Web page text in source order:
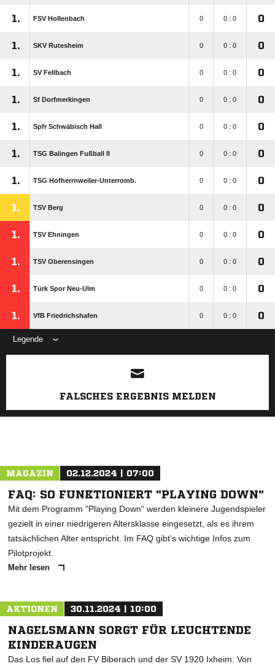
1. FSV Hollenbach 0 0 : 0 0
1. SKV Rutesheim 0 0 : 0 0
1. SV Fellbach 0 0 : 0 0
1. Sf Dorfmerkingen 0 0 : 0 0
1. Spfr Schwäbisch Hall 0 0 : 0 0
1. TSG Balingen Fußball II 0 0 : 0 0
1. TSG Hofherrnweiler-Unterromb. 0 0 : 0 0
1. TSV Berg 0 0 : 0 0
1. TSV Ehningen 0 0 : 0 0
1. TSV Oberensingen 0 0 : 0 0
1. Türk Spor Neu-Ulm 0 0 : 0 0
1. VfB Friedrichshafen 0 0 : 0 0
Legende
ANZEIGE
FALSCHES ERGEBNIS MELDEN
MAGAZIN 02.12.2024 | 07:00
FAQ: SO FUNKTIONIERT "PLAYING DOWN"
Mit dem Programm "Playing Down" werden kleinere Jugendspieler
gezielt in einer niedrigeren Altersklasse eingesetzt, als es ihrem
tatsächlichen Alter entspricht. Im FAQ gibt's wichtige Infos zum
Pilotprojekt.
Mehr lesen
AKTIONEN 30.11.2024 | 10:00
NAGELSMANN SORGT FÜR LEUCHTENDE
KINDERAUGEN
Das Los fiel auf den FV Biberach und der SV 1920 Ixheim: Von